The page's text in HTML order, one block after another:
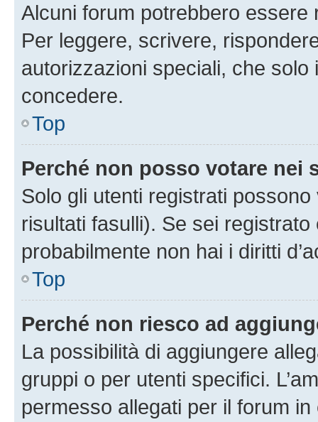
Alcuni forum potrebbero
Per leggere, scrivere,
autorizzazioni speciali, che solo
concedere.
Top
Perché non posso votare nei
Solo gli utenti registrati
risultati fasulli). Se sei
probabilmente non hai i diritti
Top
Perché non riesco ad
La possibilità di aggiungere
gruppi o per utenti specifici.
permesso allegati per il forum